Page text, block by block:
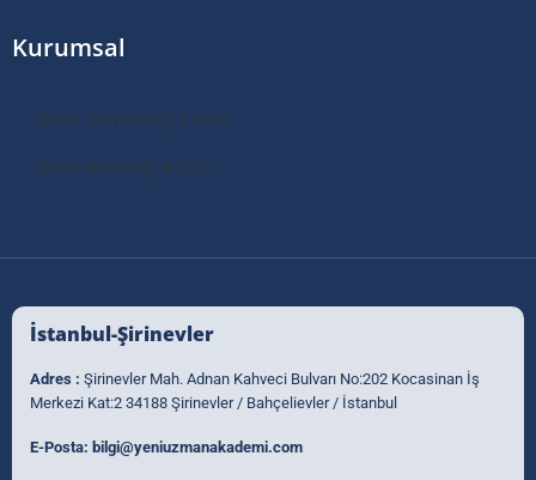
Kurumsal
İşyeri Hemşireliği Kursu
İşyeri Hekimliği Kursu
İstanbul-Şirinevler
Adres : Şirinevler Mah. Adnan Kahveci Bulvarı No:202 Kocasinan İş
Merkezi Kat:2 34188 Şirinevler / Bahçelievler / İstanbul
E-Posta: bilgi@yeniuzmanakademi.com